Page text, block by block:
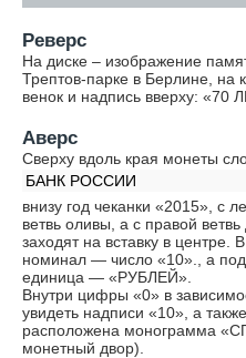
Реверс
На диске – изображение
Трептов-парке в Берлине, на
венок и надпись вверху: «70
Аверс
Сверху вдоль края монеты
БАНК РОССИИ
внизу год чеканки «2015», с
ветвь оливы, а с правой
заходят на вставку в центре.
номинал — число «10»., а
единица — «РУБЛЕЙ».
Внутри цифры «0» в
увидеть надписи «10», а
расположена монограмма
монетный двор).